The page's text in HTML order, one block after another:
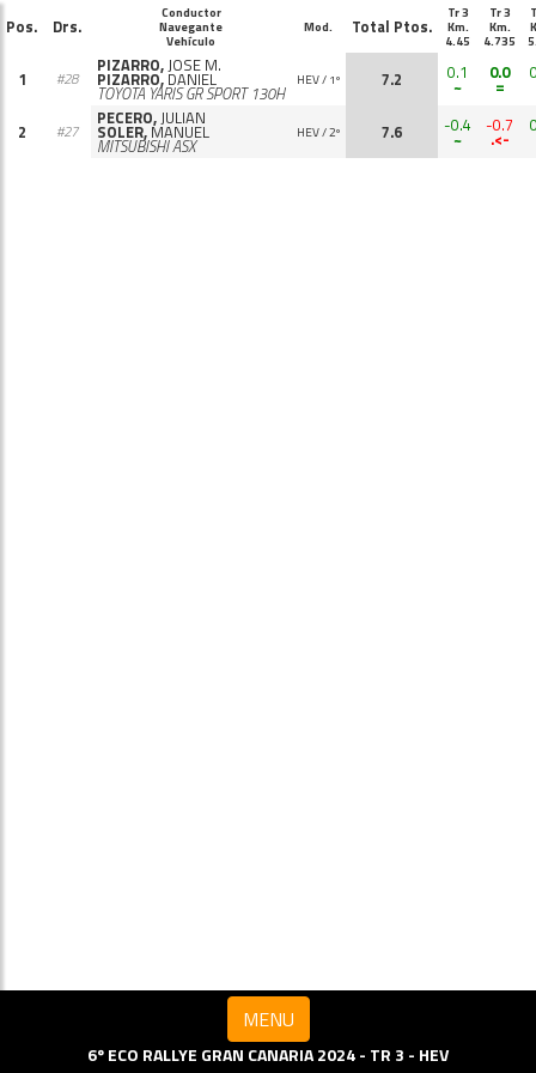
Pos. Drs.
Conductor
Navegante
Vehículo
Mod. Total Ptos.
Tr 3
Km.
4.45
Tr 3
Km.
4.735
1 #28
PIZARRO,JOSE M.
PIZARRO,DANIEL
TOYOTA YARIS GR SPORT 130H
HEV / 1º 7.2 0.1
~
0.0
=
2 #27
PECERO,JULIAN
SOLER, MANUEL
MITSUBISHI ASX
HEV / 2º 7.6 -0.4
~
-0.7
.<-
MENU
6º ECO RALLYE GRAN CANARIA 2024 - TR 3 - HEV